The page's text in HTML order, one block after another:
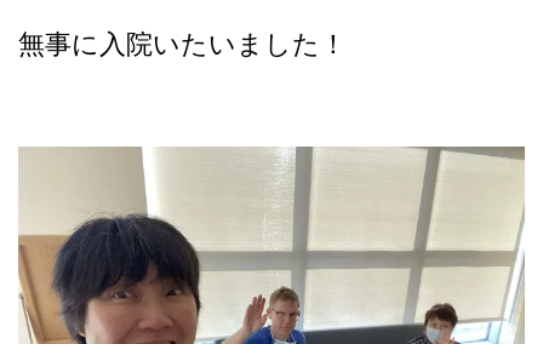
無事に入院いたいました！